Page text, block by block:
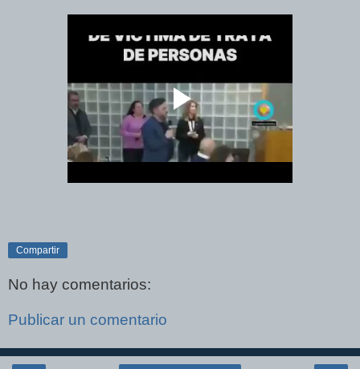
Compartir
No hay comentarios:
Publicar un comentario